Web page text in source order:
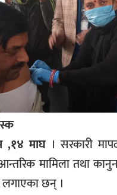
,१४ माघ। सरकारी
मामिला तथा
लगाएका छन् ।